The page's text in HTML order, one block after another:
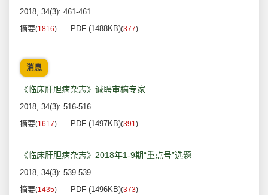
2018, 34(3): 461-461.
摘要(1816) PDF (1488KB)(377)
消息
《临床肝胆病杂志》诚聘审稿专家
2018, 34(3): 516-516.
摘要(1617) PDF (1497KB)(391)
《临床肝胆病杂志》2018年1-9期“重点号”选题
2018, 34(3): 539-539.
摘要(1435) PDF (1496KB)(373)